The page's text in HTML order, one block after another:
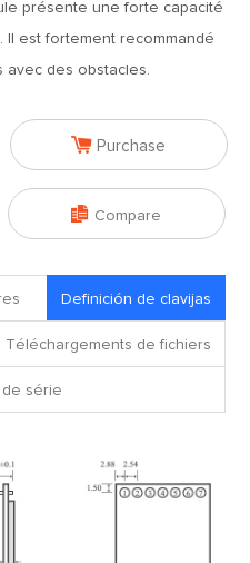
présente une forte capacité
est fortement recommandé
avec des obstacles.
 Purchase
 Compare
Definición de clavijas
Téléchargements de fichiers
de série